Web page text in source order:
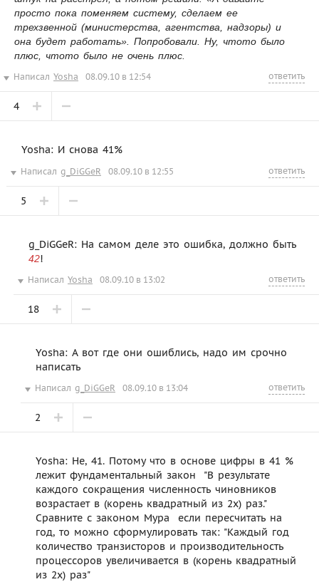
просто пока поменяем систему, сделаем ее
трехзвенной (министерства, агентства, надзоры) и
она будет работать». Попробовали. Ну, чтото было
плюс, чтото было не очень плюс.
Написал Yosha 08.09.10 в 12:54 ответить
4
Yosha: И снова 41%
Написал g_DiGGeR 08.09.10 в 12:55 ответить
5
g_DiGGeR: На самом деле это ошибка, должно быть
42!
Написал Yosha 08.09.10 в 13:02 ответить
18
Yosha: А вот где они ошиблись, надо им срочно
написать
Написал g_DiGGeR 08.09.10 в 13:04 ответить
2
Yosha: Не, 41. Потому что в основе цифры в 41 %
лежит фундаментальный закон  "В результате
каждого сокращения численность чиновников
возрастает в (корень квадратный из 2х) раз."
Сравните с законом Мура  если пересчитать на
год, то можно сформулировать так: "Каждый год
количество транзисторов и производительность
процессоров увеличивается в (корень квадратный
из 2х) раз"